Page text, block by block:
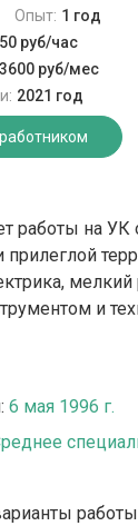
Опыт: 1 год
руб/час
руб/мес
2021 год
работы на УК
и
6 мая 1996 г.